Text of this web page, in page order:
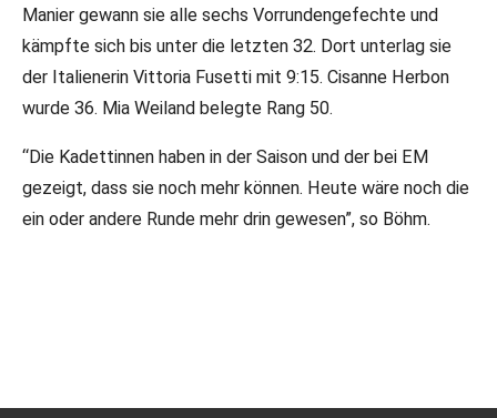
Manier gewann sie alle sechs Vorrundengefechte und
kämpfte sich bis unter die letzten 32. Dort unterlag sie
der Italienerin Vittoria Fusetti mit 9:15. Cisanne Herbon
wurde 36. Mia Weiland belegte Rang 50.
“Die Kadettinnen haben in der Saison und der bei EM
gezeigt, dass sie noch mehr können. Heute wäre noch die
ein oder andere Runde mehr drin gewesen”, so Böhm.